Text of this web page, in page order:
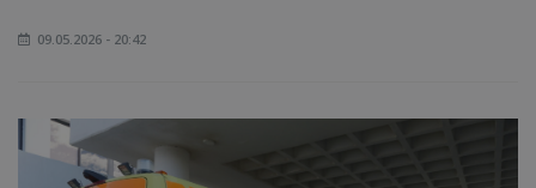
09.05.2026 - 20:42